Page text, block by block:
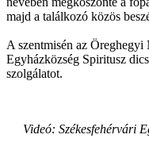
majd a találkozó közös
A szentmisén az
Egyházközség Spiritusz
szolgálatot.
Videó: Székesfehérvári